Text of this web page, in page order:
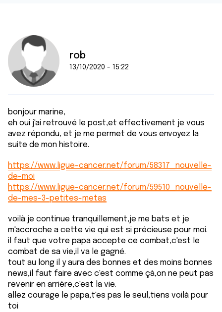
rob
13/10/2020 - 15:22
bonjour marine,
eh oui j'ai retrouvé le post,et effectivement je vous
avez répondu, et je me permet de vous envoyez la
suite de mon histoire.
https://www.ligue-cancer.net/forum/58317_nouvelle-
de-moi
https://www.ligue-cancer.net/forum/59510_nouvelle-
de-mes-3-petites-metas
voilà je continue tranquillement,je me bats et je
m'accroche a cette vie qui est si précieuse pour moi.
il faut que votre papa accepte ce combat,c'est le
combat de sa vie,il va le gagné.
tout au long il y aura des bonnes et des moins bonnes
news,il faut faire avec c'est comme çà,on ne peut pas
revenir en arrière,c'est la vie.
allez courage le papa,t'es pas le seul,tiens voilà pour
toi